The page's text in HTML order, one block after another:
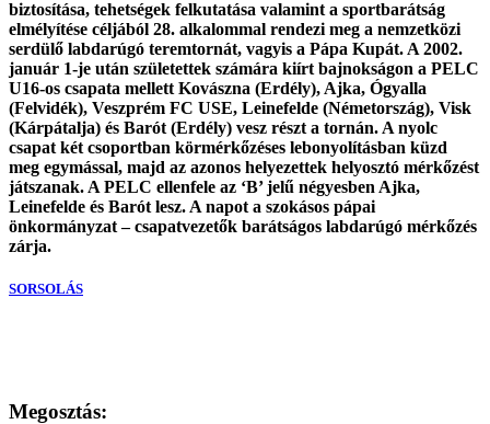
biztosítása, tehetségek felkutatása valamint a sportbarátság
elmélyítése céljából 28. alkalommal rendezi meg a nemzetközi
serdülő labdarúgó teremtornát, vagyis a Pápa Kupát. A 2002.
január 1-je után születettek számára kiírt bajnokságon a PELC
U16-os csapata mellett Kovászna (Erdély), Ajka, Ógyalla
(Felvidék), Veszprém FC USE, Leinefelde (Németország), Visk
(Kárpátalja) és Barót (Erdély) vesz részt a tornán. A nyolc
csapat két csoportban körmérkőzéses lebonyolításban küzd
meg egymással, majd az azonos helyezettek helyosztó mérkőzést
játszanak. A PELC ellenfele az ‘B’ jelű négyesben Ajka,
Leinefelde és Barót lesz. A napot a szokásos pápai
önkormányzat – csapatvezetők barátságos labdarúgó mérkőzés
zárja.
SORSOLÁS
Megosztás: